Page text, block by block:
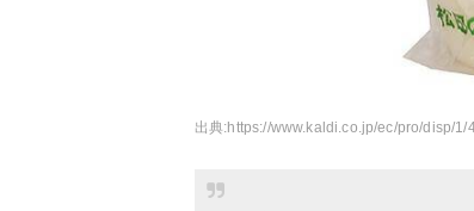
出典:https://www.kaldi.co.jp/ec/pro/disp/